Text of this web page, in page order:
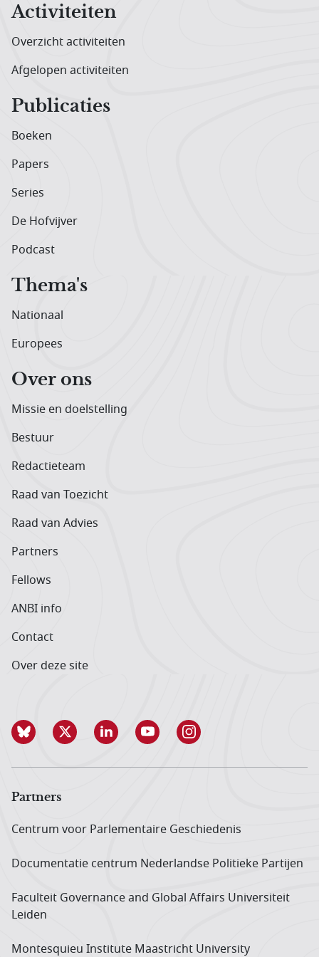
Activiteiten
Overzicht activiteiten
Afgelopen activiteiten
Publicaties
Boeken
Papers
Series
De Hofvijver
Podcast
Thema's
Nationaal
Europees
Over ons
Missie en doelstelling
Bestuur
Redactieteam
Raad van Toezicht
Raad van Advies
Partners
Fellows
ANBI info
Contact
Over deze site
Partners
Centrum voor Parlementaire Geschiedenis
Documentatie centrum Neder­landse Politieke Partijen
Faculteit Governance and Global Affairs Universiteit
Leiden
Montesquieu Institute Maastricht University